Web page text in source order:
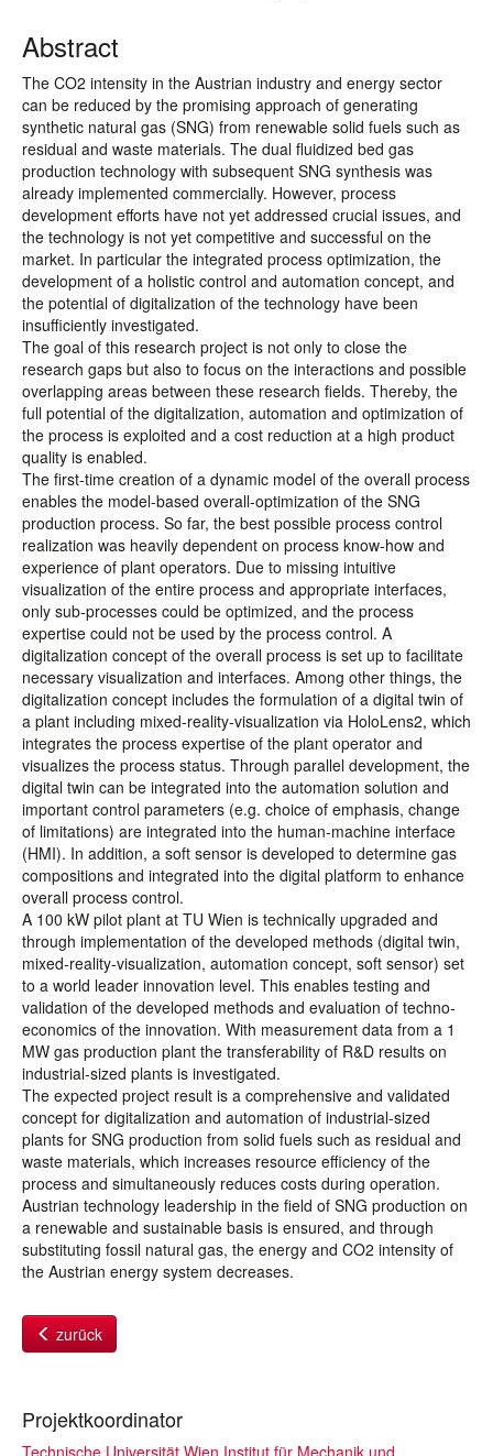
Abstract
The CO2 intensity in the Austrian industry and energy sector
can be reduced by the promising approach of generating
synthetic natural gas (SNG) from renewable solid fuels such as
residual and waste materials. The dual fluidized bed gas
production technology with subsequent SNG synthesis was
already implemented commercially. However, process
development efforts have not yet addressed crucial issues, and
the technology is not yet competitive and successful on the
market. In particular the integrated process optimization, the
development of a holistic control and automation concept, and
the potential of digitalization of the technology have been
insufficiently investigated.
The goal of this research project is not only to close the
research gaps but also to focus on the interactions and possible
overlapping areas between these research fields. Thereby, the
full potential of the digitalization, automation and optimization of
the process is exploited and a cost reduction at a high product
quality is enabled.
The first-time creation of a dynamic model of the overall process
enables the model-based overall-optimization of the SNG
production process. So far, the best possible process control
realization was heavily dependent on process know-how and
experience of plant operators. Due to missing intuitive
visualization of the entire process and appropriate interfaces,
only sub-processes could be optimized, and the process
expertise could not be used by the process control. A
digitalization concept of the overall process is set up to facilitate
necessary visualization and interfaces. Among other things, the
digitalization concept includes the formulation of a digital twin of
a plant including mixed-reality-visualization via HoloLens2, which
integrates the process expertise of the plant operator and
visualizes the process status. Through parallel development, the
digital twin can be integrated into the automation solution and
important control parameters (e.g. choice of emphasis, change
of limitations) are integrated into the human-machine interface
(HMI). In addition, a soft sensor is developed to determine gas
compositions and integrated into the digital platform to enhance
overall process control.
A 100 kW pilot plant at TU Wien is technically upgraded and
through implementation of the developed methods (digital twin,
mixed-reality-visualization, automation concept, soft sensor) set
to a world leader innovation level. This enables testing and
validation of the developed methods and evaluation of techno-
economics of the innovation. With measurement data from a 1
MW gas production plant the transferability of R&D results on
industrial-sized plants is investigated.
The expected project result is a comprehensive and validated
concept for digitalization and automation of industrial-sized
plants for SNG production from solid fuels such as residual and
waste materials, which increases resource efficiency of the
process and simultaneously reduces costs during operation.
Austrian technology leadership in the field of SNG production on
a renewable and sustainable basis is ensured, and through
substituting fossil natural gas, the energy and CO2 intensity of
the Austrian energy system decreases.
zurück
Projektkoordinator
Technische Universität Wien Institut für Mechanik und